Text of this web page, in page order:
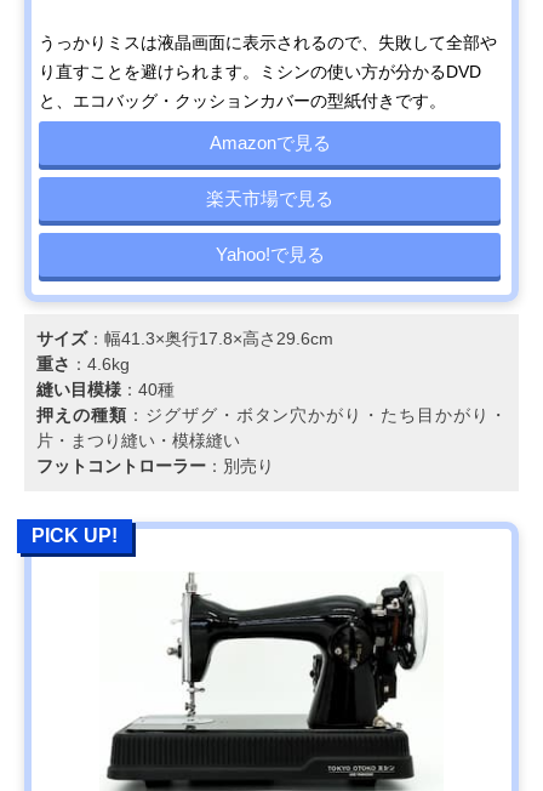
うっかりミスは液晶画面に表示されるので、失敗して全部や
り直すことを避けられます。ミシンの使い方が分かるDVD
と、エコバッグ・クッションカバーの型紙付きです。
Amazonで見る
楽天市場で見る
Yahoo!で見る
サイズ：幅41.3×奥行17.8×高さ29.6cm
重さ ：4.6kg
縫い目模様 ：40種
押えの種類 ：ジグザグ・ボタン穴かがり・たち目かがり・
片・まつり縫い・模様縫い
フットコントローラー ：別売り
PICK UP!